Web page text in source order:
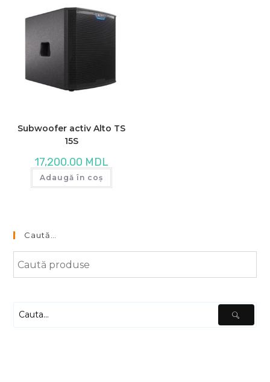
Subwoofer activ Alto TS
15S
17,200.00 MDL
Adaugă în coș
Caută…